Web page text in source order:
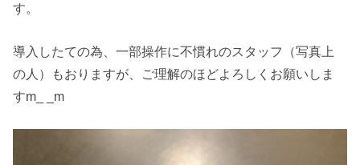
す。
導入したての為、一部操作に不慣れのスタッフ（写真上
の人）もおりますが、ご理解のほどよろしくお願いしま
すm_ _m